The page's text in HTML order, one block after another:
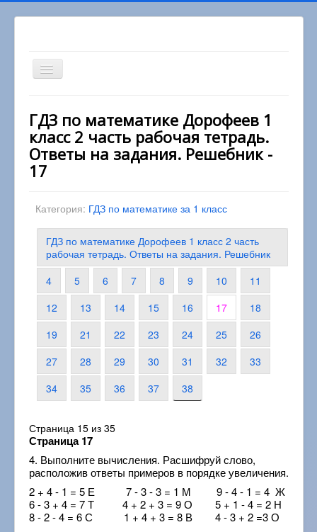
Включить/
выключить
Вы здесь:
Математика 1 класс
ГДЗ по математике Дорофеев 1 класс 2 часть
рабочая тетрадь. Ответы на задания. Решебник
ГДЗ по математике Дорофеев 1
класс 2 часть рабочая тетрадь.
Ответы на задания. Решебник -
17
Категория: ГДЗ по математике за 1 класс
ГДЗ по математике Дорофеев 1 класс 2 часть
рабочая тетрадь. Ответы на задания. Решебник
4
5 6 7 8 9 10
11
12
13 14 15 16 17
18
19
21 22 23 24 25
26
27
28 29 30 31 32
33
34
35 36 37 38
Страница 15 из 35
Страница 17
4. Выполните вычисления. Расшифруй слово,
расположив ответы примеров в порядке увеличения.
2 + 4 - 1 = 5 Е 7 - 3 - 3 = 1 М 9 - 4 - 1 = 4 Ж
6 - 3 + 4 = 7 Т 4 + 2 + 3 = 9 О 5 + 1 - 4 = 2 Н
8 - 2 - 4 = 6 С 1 + 4 + 3 = 8 В 4 - 3 + 2 =3 О